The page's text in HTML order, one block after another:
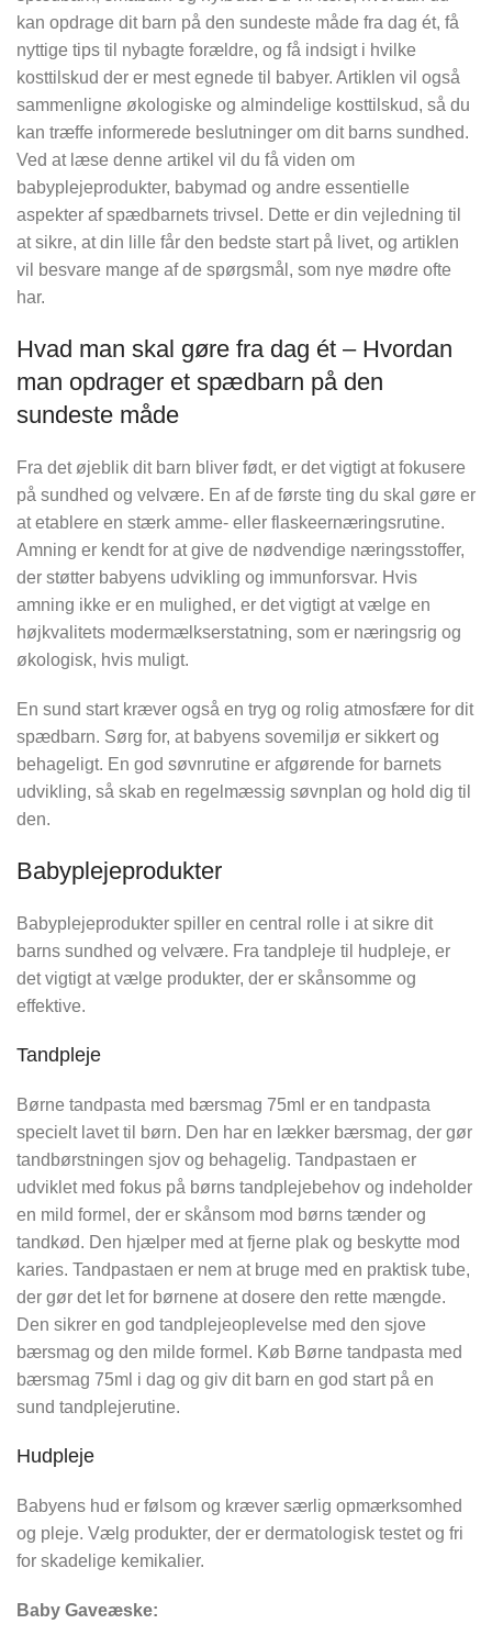
kan opdrage dit barn på den sundeste måde fra dag ét, få
nyttige tips til nybagte forældre, og få indsigt i hvilke
kosttilskud der er mest egnede til babyer. Artiklen vil også
sammenligne økologiske og almindelige kosttilskud, så du
kan træffe informerede beslutninger om dit barns sundhed.
Ved at læse denne artikel vil du få viden om
babyplejeprodukter, babymad og andre essentielle
aspekter af spædbarnets trivsel. Dette er din vejledning til
at sikre, at din lille får den bedste start på livet, og artiklen
vil besvare mange af de spørgsmål, som nye mødre ofte
har.
Hvad man skal gøre fra dag ét – Hvordan
man opdrager et spædbarn på den
sundeste måde
Fra det øjeblik dit barn bliver født, er det vigtigt at fokusere
på sundhed og velvære. En af de første ting du skal gøre er
at etablere en stærk amme- eller flaskeernæringsrutine.
Amning er kendt for at give de nødvendige næringsstoffer,
der støtter babyens udvikling og immunforsvar. Hvis
amning ikke er en mulighed, er det vigtigt at vælge en
højkvalitets modermælkserstatning, som er næringsrig og
økologisk, hvis muligt.
En sund start kræver også en tryg og rolig atmosfære for dit
spædbarn. Sørg for, at babyens sovemiljø er sikkert og
behageligt. En god søvnrutine er afgørende for barnets
udvikling, så skab en regelmæssig søvnplan og hold dig til
den.
Babyplejeprodukter
Babyplejeprodukter spiller en central rolle i at sikre dit
barns sundhed og velvære. Fra tandpleje til hudpleje, er
det vigtigt at vælge produkter, der er skånsomme og
effektive.
Tandpleje
Børne tandpasta med bærsmag 75ml er en tandpasta
specielt lavet til børn. Den har en lækker bærsmag, der gør
tandbørstningen sjov og behagelig. Tandpastaen er
udviklet med fokus på børns tandplejebehov og indeholder
en mild formel, der er skånsom mod børns tænder og
tandkød. Den hjælper med at fjerne plak og beskytte mod
karies. Tandpastaen er nem at bruge med en praktisk tube,
der gør det let for børnene at dosere den rette mængde.
Den sikrer en god tandplejeoplevelse med den sjove
bærsmag og den milde formel. Køb Børne tandpasta med
bærsmag 75ml i dag og giv dit barn en god start på en
sund tandplejerutine.
Hudpleje
Babyens hud er følsom og kræver særlig opmærksomhed
og pleje. Vælg produkter, der er dermatologisk testet og fri
for skadelige kemikalier.
Baby Gaveæske: